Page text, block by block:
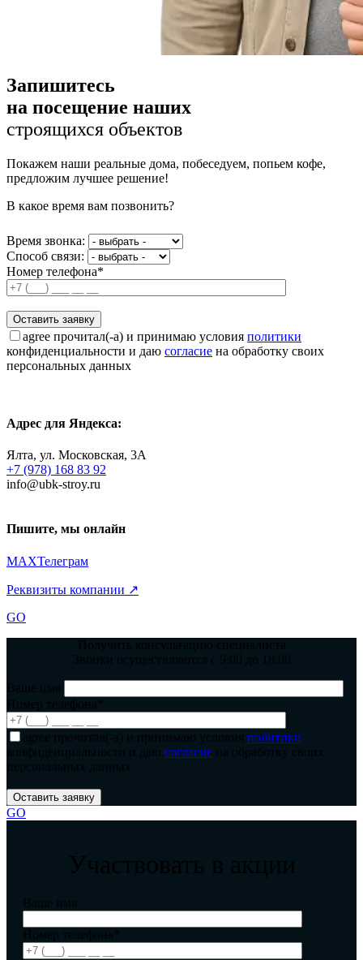
Запишитесь
на посещение наших
строящихся объектов
Покажем наши реальные дома, побеседуем, попьем кофе,
предложим лучшее решение!
В какое время вам позвонить?
Время звонка:
Способ связи:
Номер телефона*
agree прочитал(-а) и принимаю условия политики
конфиденциальности и даю согласие на обработку своих
персональных данных
Адрес для Яндекса:
Ялта, ул. Московская, 3А
+7 (978) 168 83 92
info@ubk-stroy.ru
Пишите, мы онлайн
MAXТелеграм
Реквизиты компании ↗
GO
Получить консультацию специалиста
Звонки осуществляются с 9:00 до 18:00
Ваше имя
Номер телефона*
agree прочитал(-а) и принимаю условия политики
конфиденциальности и даю согласие на обработку своих
персональных данных
GO
Участвовать в акции
Ваше имя
Номер телефона*